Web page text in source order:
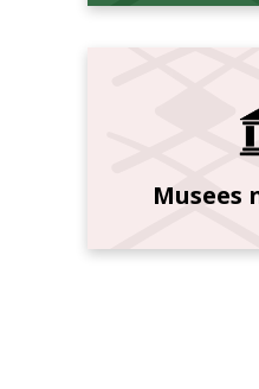
Musees